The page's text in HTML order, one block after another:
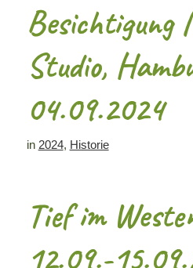
Besichtigung
Studio,
04.09.2024
in 2024, Historie
Tief im
12.09.-